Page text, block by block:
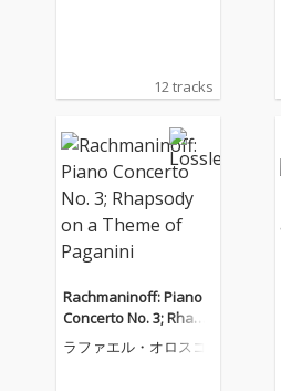
12 tracks
Rachmaninoff: Piano
Concerto No. 3; Rhaps
ody on a Theme of Pa
ganini
ラファエル・オロスコ